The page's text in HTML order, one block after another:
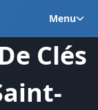
Menu
Clés